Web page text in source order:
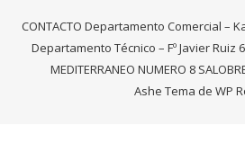
CONTACTO Departamento Comercial –
Departamento Técnico – Fº Javier Ruiz
MEDITERRANEO NUMERO 8
Ashe Tema de WP